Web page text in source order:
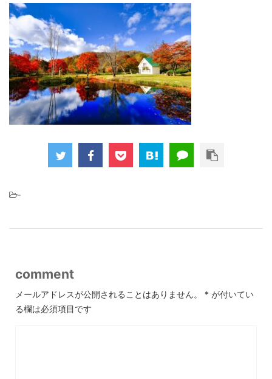
-
comment
メールアドレスが公開されることはありません。 * が付いてい
る欄は必須項目です